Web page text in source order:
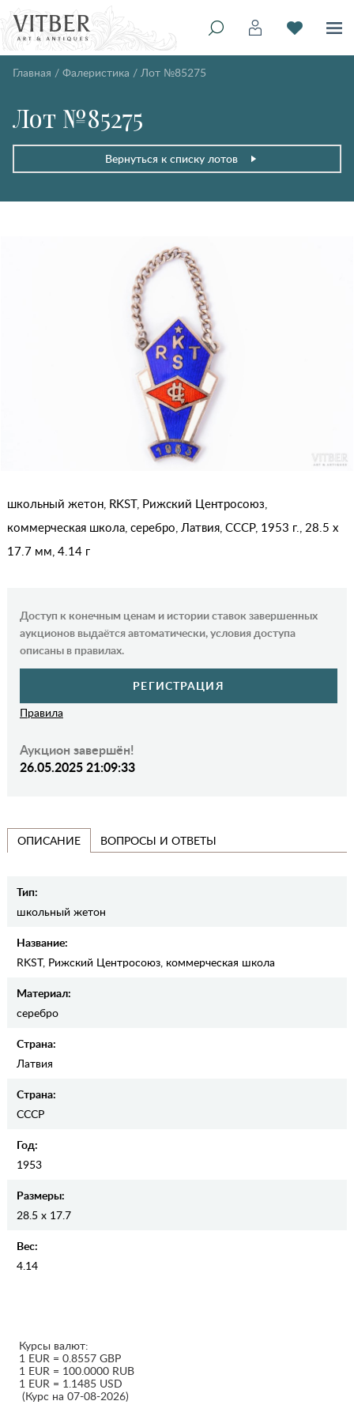
Главная / Фалеристика / Лот №85275
Лот №85275
Вернуться к списку лотов
школьный жетон, RKST, Рижский Центросоюз,
коммерческая школа, серебро, Латвия, СССР, 1953 г., 28.5 x
17.7 мм, 4.14 г
Доступ к конечным ценам и истории ставок завершенных
аукционов выдаётся автоматически, условия доступа
описаны в правилах.
РЕГИСТРАЦИЯ
Правила
Аукцион завершён!
26.05.2025 21:09:33
ОПИСАНИЕ ВОПРОСЫ И ОТВЕТЫ
Тип:
школьный жетон
Название:
RKST, Рижский Центросоюз, коммерческая школа
Материал:
серебро
Страна:
Латвия
Страна:
СССР
Год:
1953
Размеры:
28.5 x 17.7
Вес:
4.14
Курсы валют:
1 EUR = 0.8557 GBP
1 EUR = 100.0000 RUB
1 EUR = 1.1485 USD
(Курс на 07-08-2026)